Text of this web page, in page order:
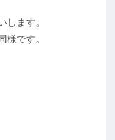
します。
様です。